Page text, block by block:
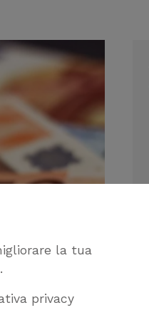
la tua
privacy